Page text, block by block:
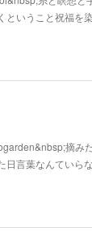
ということ祝福を
摘み
言葉なんていら